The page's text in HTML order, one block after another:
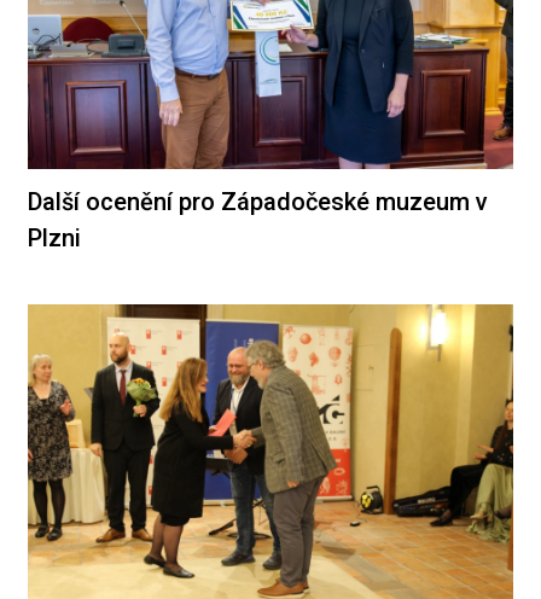
Další ocenění pro Západočeské muzeum v
Plzni